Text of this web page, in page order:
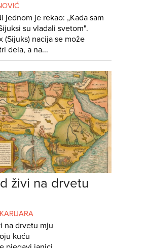
jednom je rekao: „Kada sam
su vladali svetom".
(Sijuks) nacija se može
dela, a na...
živi na drvetu
na drvetu mju
kuću